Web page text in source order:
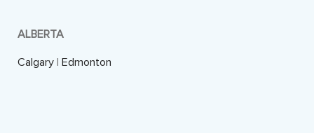
ALBERTA
Calgary | Edmonton